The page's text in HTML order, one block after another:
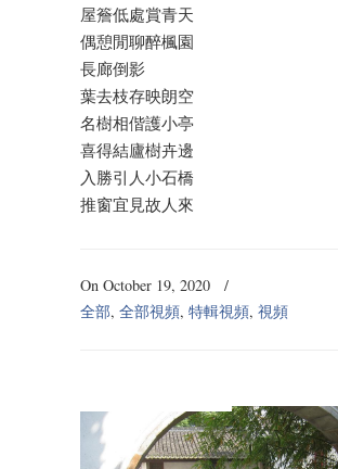
屋簷低處賞青天
偶憩閒聊醉楓園
長廊倒影
葉去枝存映朗空
名樹相偕護小亭
喜得結廬樹卉邊
入勝引人小石橋
推窗宜見故人來
On October 19, 2020
/
全部, 全部視頻, 特輯視頻, 視頻